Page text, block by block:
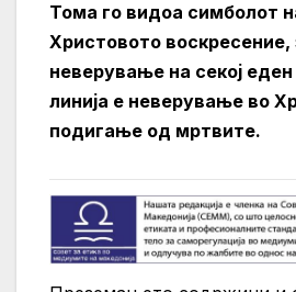
Тома го видоа симболот
Христовото
неверување на секој еден
линија е неверување во
подигање од мртвите.